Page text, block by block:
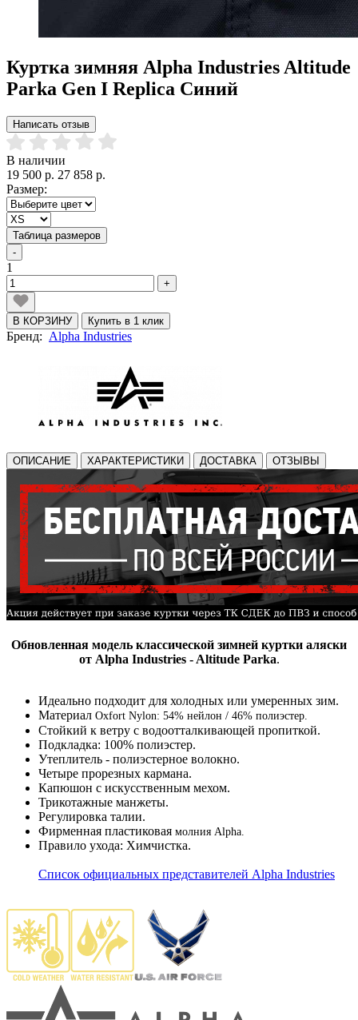
Куртка зимняя Alpha Industries Altitude
Parka Gen I Replica Синий
Написать отзыв
В наличии
19 500 р. 27 858 р.
Размер:
Таблица размеров
-
1
+
В КОРЗИНУ Купить в 1 клик
Бренд: Alpha Industries
ОПИСАНИЕ ХАРАКТЕРИСТИКИ ДОСТАВКА ОТЗЫВЫ
Обновленная модель классической зимней куртки аляски
от Alpha Industries - Altitude Parka.
Идеально подходит для холодных или умеренных зим.
Материал Oxfort Nylon: 54% нейлон / 46% полиэстер.
Стойкий к ветру с водоотталкивающей пропиткой.
Подкладка: 100% полиэстер.
Утеплитель - полиэстерное волокно.
Четыре прорезных кармана.
Капюшон с искусственным мехом.
Трикотажные манжеты.
Регулировка талии.
Фирменная пластиковая молния Alpha.
Правило ухода: Химчистка.
Список официальных представителей Alpha Industries